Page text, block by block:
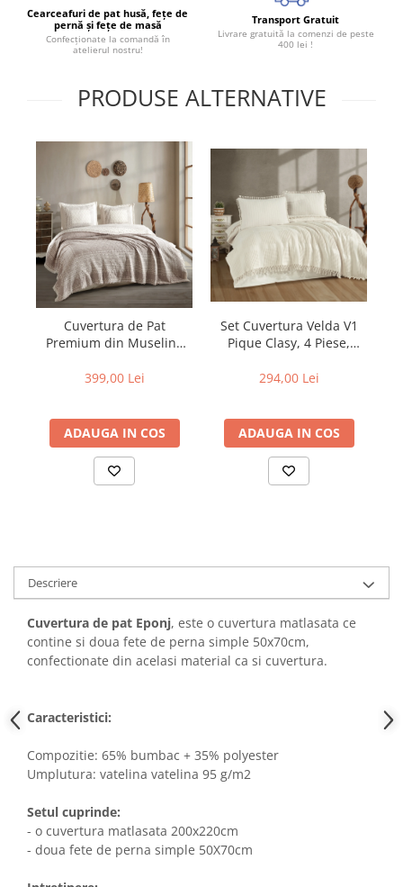
Cearceafuri de pat husă, fețe de
pernă și fețe de masă
Confecționate la comandă în
atelierul nostru!
Transport Gratuit
Livrare gratuită la comenzi de peste
400 lei !
PRODUSE ALTERNATIVE
Cuvertura de Pat
Premium din Muselina
399,00 Lei
ADAUGA IN COS
Set Cuvertura Velda V1
Pique Clasy, 4 Piese,
Ciucuri
294,00 Lei
ADAUGA IN COS
Descriere
Cuvertura de pat Eponj, este o cuvertura matlasata ce
contine si doua fete de perna simple 50x70cm,
confectionate din acelasi material ca si cuvertura.
Caracteristici:
Compozitie: 65% bumbac + 35% polyester
Umplutura: vatelina vatelina 95 g/m2
Setul cuprinde:
- o cuvertura matlasata 200x220cm
- doua fete de perna simple 50X70cm